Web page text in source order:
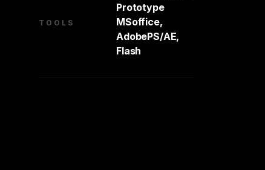
Prototype
TOOLS
MSoffice,
AdobePS/AE,
Flash